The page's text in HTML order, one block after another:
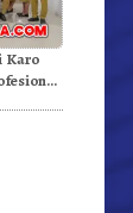
Karo